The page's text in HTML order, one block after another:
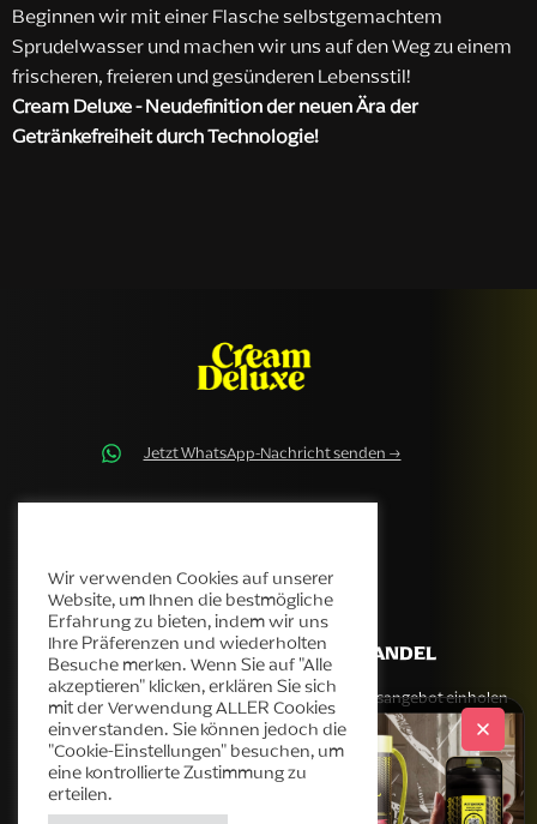
Beginnen wir mit einer Flasche selbstgemachtem
Sprudelwasser und machen wir uns auf den Weg zu einem
frischeren, freieren und gesünderen Lebensstil!
Cream Deluxe - Neudefinition der neuen Ära der
Getränkefreiheit durch Technologie!
Jetzt WhatsApp-Nachricht senden →
UNTERNEHMEN
Unsere Geschichte
Produkte
Helpdesk
Blog
Kontakt
GROSSHANDEL
Großhandelsangebot einholen
Wir verwenden Cookies auf unserer
Website, um Ihnen die bestmögliche
Erfahrung zu bieten, indem wir uns
Ihre Präferenzen und wiederholten
Besuche merken. Wenn Sie auf "Alle
akzeptieren" klicken, erklären Sie sich
mit der Verwendung ALLER Cookies
einverstanden. Sie können jedoch die
"Cookie-Einstellungen" besuchen, um
eine kontrollierte Zustimmung zu
erteilen.